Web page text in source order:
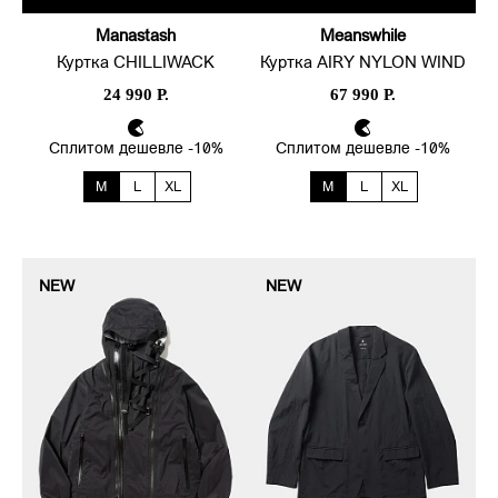
Manastash
Куртка CHILLIWACK
24 990 Р.
Сплитом дешевле -10%
M L XL
Meanswhile
Куртка AIRY NYLON WIND
67 990 Р.
Сплитом дешевле -10%
M L XL
NEW NEW